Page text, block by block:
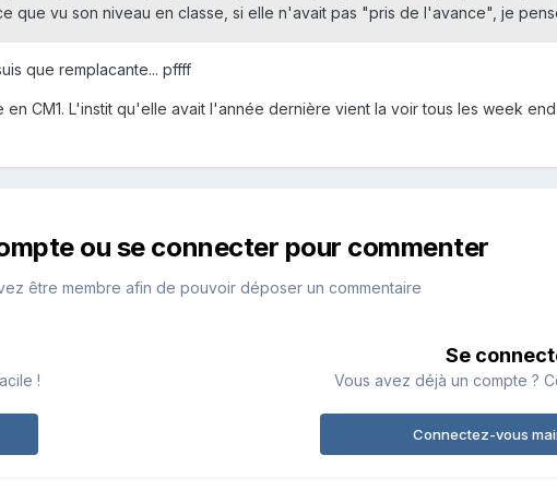
que vu son niveau en classe, si elle n'avait pas "pris de l'avance", je
que remplacante... pffff
CM1. L'instit qu'elle avait l'année dernière vient la voir tous les week
ou se connecter pour commenter
être membre afin de pouvoir déposer un commentaire
!
Se
Vous avez déjà un compte ?
Connectez-vous